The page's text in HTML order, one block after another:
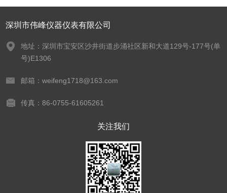
深圳市伟峰仪器仪表有限公司
地址：深圳市宝安区沙井街道步涌社区新和大道129号-177号(单
号)E1306
邮箱：weifeng1718@163.com
传真：86-0755-61605261
关注我们